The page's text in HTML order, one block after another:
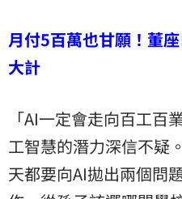
月付5百萬也甘願！董
大計
「AI一定會走向百工百
工智慧的潛力深信不疑
天都要向AI拋出兩個問